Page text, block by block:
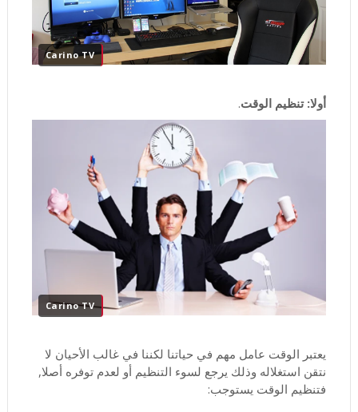
Carino TV
أولا: تنظيم الوقت.
Carino TV
يعتبر الوقت عامل مهم في حياتنا لكننا في غالب الأحيان لا
نتقن استغلاله وذلك يرجع لسوء التنظيم أو لعدم توفره أصلا,
فتنظيم الوقت يستوجب: